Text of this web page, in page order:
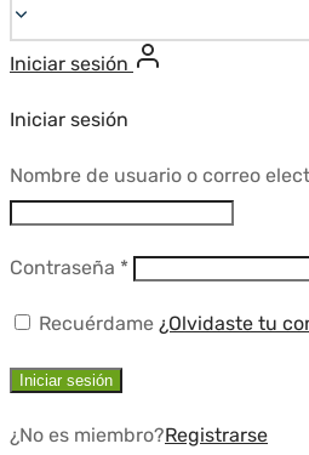
Iniciar sesión
Iniciar sesión
Nombre de usuario o correo
Contraseña *Requerido
Recuérdame ¿Olvidaste tu
Iniciar sesión
¿No es miembro?Registrarse